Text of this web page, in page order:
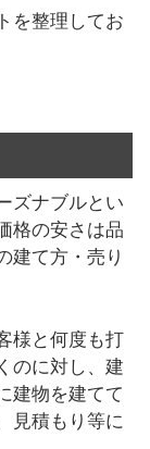
を整理してお
ズナブルとい
格の安さは品
建て方・売り
様と何度も打
のに対し、建
建物を建てて
見積もり等に